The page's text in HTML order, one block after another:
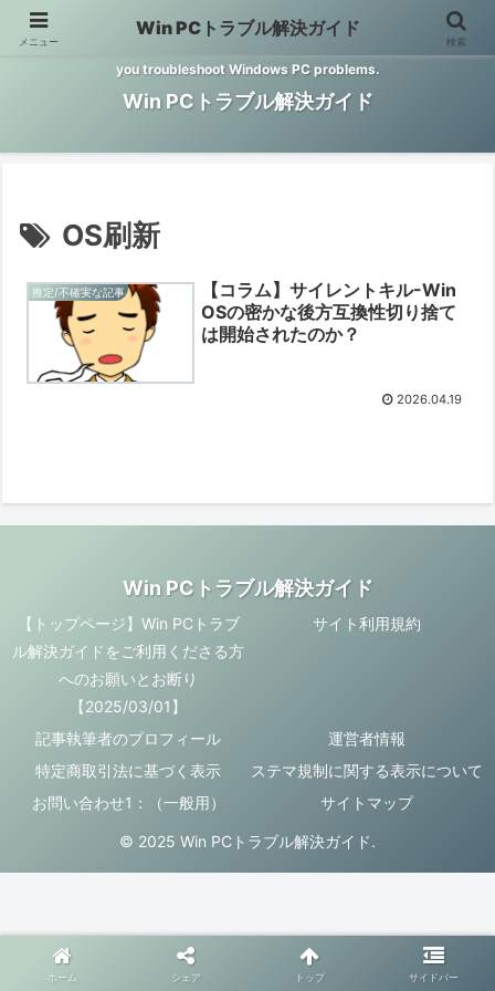
Windows PCのトラブル解決をお手伝いするサイトです。 This site helps
you troubleshoot Windows PC problems.
Win PCトラブル解決ガイド
OS刷新
推定/不確実な記事
【コラム】サイレントキル-Win
OSの密かな後方互換性切り捨て
は開始されたのか？
2026.04.19
Win PCトラブル解決ガイド
【トップページ】Win PCトラブ
ル解決ガイドをご利用くださる方
へのお願いとお断り
【2025/03/01】
サイト利用規約
記事執筆者のプロフィール
運営者情報
特定商取引法に基づく表示
ステマ規制に関する表示について
お問い合わせ1：（一般用）
サイトマップ
© 2025 Win PCトラブル解決ガイド.
メニュー
Win PCトラブル解決ガイド
検索
ホーム シェア トップ サイドバー